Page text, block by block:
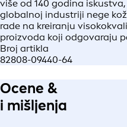
više od 140 godina
globalnoj industriji nege
rade na kreiranju
proizvoda koji odgovaraju
Broj artikla
82808-09440-64
Ocene &
i mišljenja